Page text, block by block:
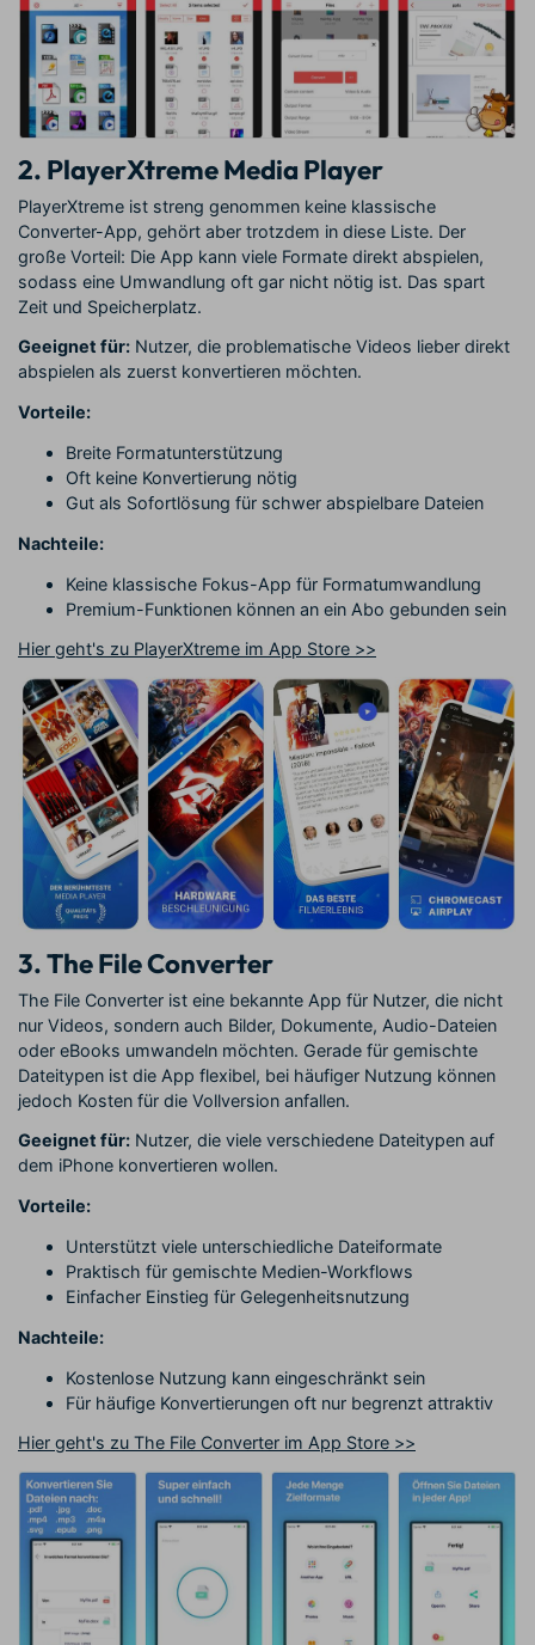
2. PlayerXtreme Media Player
PlayerXtreme ist streng genommen keine klassische
Converter-App, gehört aber trotzdem in diese Liste. Der
große Vorteil: Die App kann viele Formate direkt abspielen,
sodass eine Umwandlung oft gar nicht nötig ist. Das spart
Zeit und Speicherplatz.
Geeignet für: Nutzer, die problematische Videos lieber direkt
abspielen als zuerst konvertieren möchten.
Vorteile:
Breite Formatunterstützung
Oft keine Konvertierung nötig
Gut als Sofortlösung für schwer abspielbare Dateien
Nachteile:
Keine klassische Fokus-App für Formatumwandlung
Premium-Funktionen können an ein Abo gebunden sein
Hier geht's zu PlayerXtreme im App Store >>
3. The File Converter
The File Converter ist eine bekannte App für Nutzer, die nicht
nur Videos, sondern auch Bilder, Dokumente, Audio-Dateien
oder eBooks umwandeln möchten. Gerade für gemischte
Dateitypen ist die App flexibel, bei häufiger Nutzung können
jedoch Kosten für die Vollversion anfallen.
Geeignet für: Nutzer, die viele verschiedene Dateitypen auf
dem iPhone konvertieren wollen.
Vorteile:
Unterstützt viele unterschiedliche Dateiformate
Praktisch für gemischte Medien-Workflows
Einfacher Einstieg für Gelegenheitsnutzung
Nachteile:
Kostenlose Nutzung kann eingeschränkt sein
Für häufige Konvertierungen oft nur begrenzt attraktiv
Hier geht's zu The File Converter im App Store >>